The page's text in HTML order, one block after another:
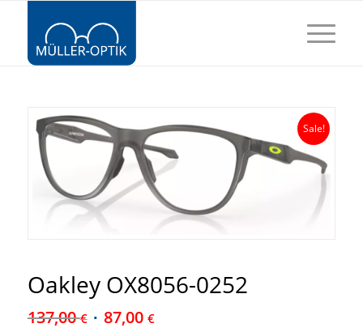
Sale!
Oakley OX8056-0252
137,00€ 87,00 €